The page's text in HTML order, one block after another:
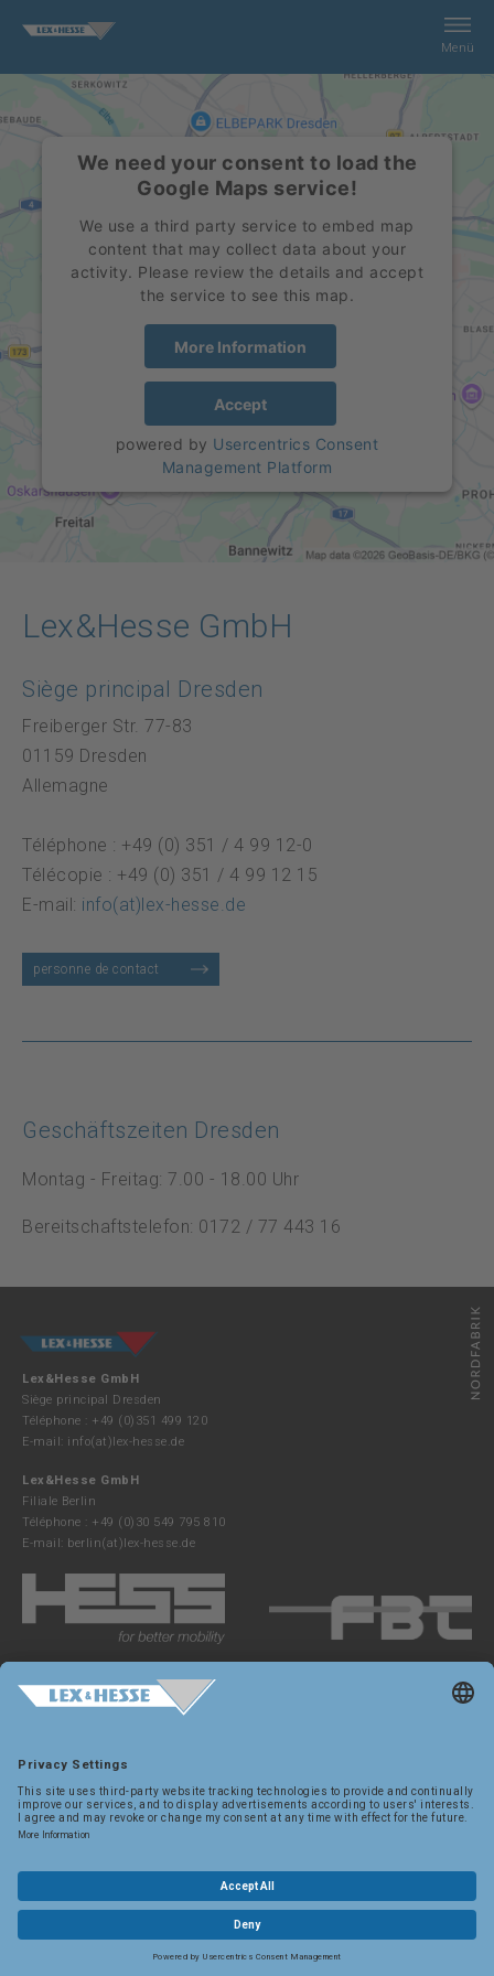
Recherche
Services
Enterprice
Contact
Impression
Protection des données
Menü
We need your consent to load the
Google Maps service!
We use a third party service to embed map
content that may collect data about your
activity. Please review the details and accept
the service to see this map.
More Information
Accept
powered by Usercentrics Consent
Management Platform
Lex&Hesse GmbH
Siège principal Dresden
Freiberger Str. 77-83
01159 Dresden
Allemagne
Téléphone : +49 (0) 351 / 4 99 12-0
Télécopie : +49 (0) 351 / 4 99 12 15
E-mail: info(at)lex-hesse.de
personne de contact
Geschäftszeiten Dresden
Montag - Freitag: 7.00 - 18.00 Uhr
Bereitschaftstelefon: 0172 / 77 443 16
Lex&Hesse GmbH
Siège principal Dresden
Téléphone : +49 (0)351 499 120
E-mail: info(at)lex-hesse.de
Lex&Hesse GmbH
Filiale Berlin
Téléphone : +49 (0)30 549 795 810
E-mail: berlin(at)lex-hesse.de
Paramètres des cookies